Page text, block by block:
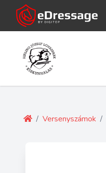
/ Versenyszámok /